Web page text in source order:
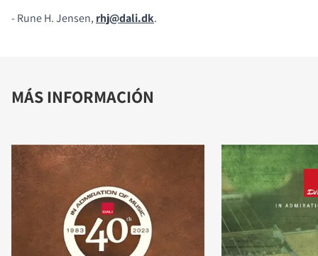
- Rune H. Jensen, rhj@dali.dk.
MÁS INFORMACIÓN